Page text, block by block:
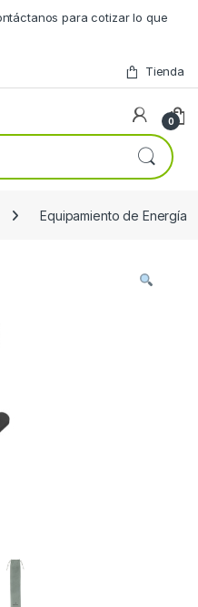
para cotizar lo que
Tienda
0
Equipamiento de Energía